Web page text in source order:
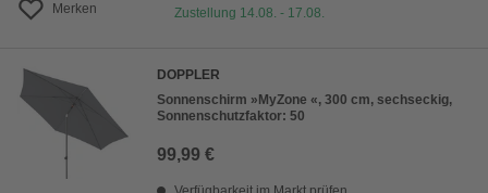
Merken
Zustellung 14.08. - 17.08.
DOPPLER
Sonnenschirm »MyZone «, 300 cm, sechseckig,
Sonnenschutzfaktor: 50
99,99 €